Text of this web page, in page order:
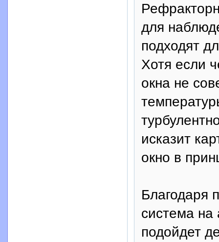
для
подходят
Хотя если
окна не
исказит
окно в
Благодаря
система на
подойдет